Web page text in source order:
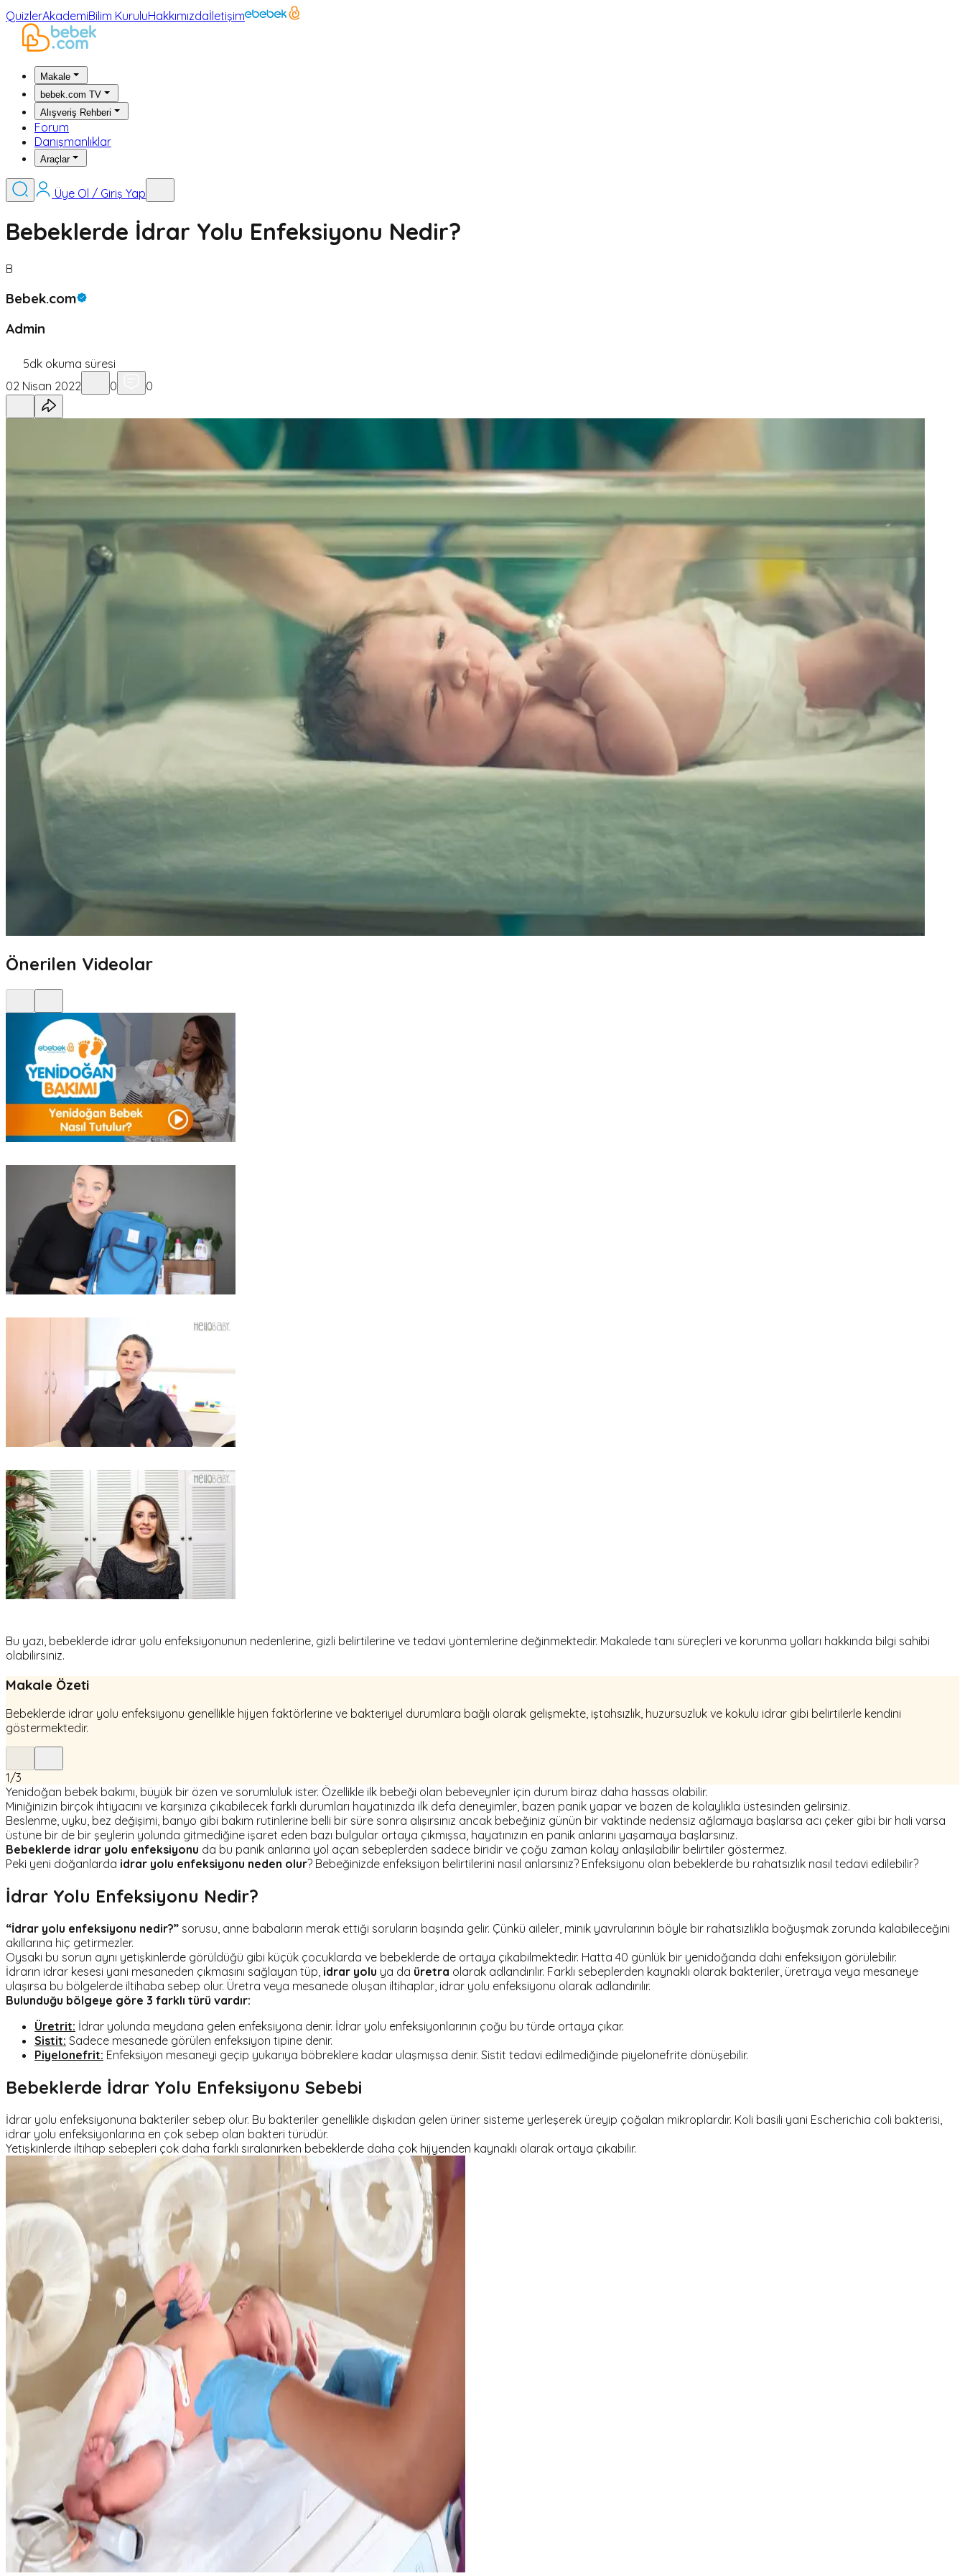
QuizlerAkademiBilim KuruluHakkımızdaİletişim
Makale
bebek.com TV
Alışveriş Rehberi
Forum
Danışmanlıklar
Araçlar
Üye Ol / Giriş Yap
Bebeklerde İdrar Yolu Enfeksiyonu Nedir?
B
Bebek.com
Admin
5dk okuma süresi
02 Nisan 2022
0 0
Önerilen Videolar
Bu yazı, bebeklerde idrar yolu enfeksiyonunun nedenlerine, gizli belirtilerine ve tedavi yöntemlerine değinmektedir. Makalede tanı süreçleri ve korunma yolları hakkında bilgi sahibi
olabilirsiniz.
Makale Özeti
Bebeklerde idrar yolu enfeksiyonu genellikle hijyen faktörlerine ve bakteriyel durumlara bağlı olarak gelişmekte, iştahsızlık, huzursuzluk ve kokulu idrar gibi belirtilerle kendini
göstermektedir.
1/3
Yenidoğan bebek bakımı, büyük bir özen ve sorumluluk ister. Özellikle ilk bebeği olan bebeveynler için durum biraz daha hassas olabilir.
Miniğinizin birçok ihtiyacını ve karşınıza çıkabilecek farklı durumları hayatınızda ilk defa deneyimler, bazen panik yapar ve bazen de kolaylıkla üstesinden gelirsiniz.
Beslenme, uyku, bez değişimi, banyo gibi bakım rutinlerine belli bir süre sonra alışırsınız ancak bebeğiniz günün bir vaktinde nedensiz ağlamaya başlarsa acı çeker gibi bir hali varsa
üstüne bir de bir şeylerin yolunda gitmediğine işaret eden bazı bulgular ortaya çıkmışsa, hayatınızın en panik anlarını yaşamaya başlarsınız.
Bebeklerde idrar yolu enfeksiyonu da bu panik anlarına yol açan sebeplerden sadece biridir ve çoğu zaman kolay anlaşılabilir belirtiler göstermez.
Peki yeni doğanlarda idrar yolu enfeksiyonu neden olur? Bebeğinizde enfeksiyon belirtilerini nasıl anlarsınız? Enfeksiyonu olan bebeklerde bu rahatsızlık nasıl tedavi edilebilir?
İdrar Yolu Enfeksiyonu Nedir?
“İdrar yolu enfeksiyonu nedir?” sorusu, anne babaların merak ettiği soruların başında gelir. Çünkü aileler, minik yavrularının böyle bir rahatsızlıkla boğuşmak zorunda kalabileceğini
akıllarına hiç getirmezler.
Oysaki bu sorun aynı yetişkinlerde görüldüğü gibi küçük çocuklarda ve bebeklerde de ortaya çıkabilmektedir. Hatta 40 günlük bir yenidoğanda dahi enfeksiyon görülebilir.
İdrarın idrar kesesi yani mesaneden çıkmasını sağlayan tüp, idrar yolu ya da üretra olarak adlandırılır. Farklı sebeplerden kaynaklı olarak bakteriler, üretraya veya mesaneye
ulaşırsa bu bölgelerde iltihaba sebep olur. Üretra veya mesanede oluşan iltihaplar, idrar yolu enfeksiyonu olarak adlandırılır.
Bulunduğu bölgeye göre 3 farklı türü vardır:
Üretrit: İdrar yolunda meydana gelen enfeksiyona denir. İdrar yolu enfeksiyonlarının çoğu bu türde ortaya çıkar.
Sistit: Sadece mesanede görülen enfeksiyon tipine denir.
Piyelonefrit: Enfeksiyon mesaneyi geçip yukarıya böbreklere kadar ulaşmışsa denir. Sistit tedavi edilmediğinde piyelonefrite dönüşebilir.
Bebeklerde İdrar Yolu Enfeksiyonu Sebebi
İdrar yolu enfeksiyonuna bakteriler sebep olur. Bu bakteriler genellikle dışkıdan gelen üriner sisteme yerleşerek üreyip çoğalan mikroplardır. Koli basili yani Escherichia coli bakterisi,
idrar yolu enfeksiyonlarına en çok sebep olan bakteri türüdür.
Yetişkinlerde iltihap sebepleri çok daha farklı sıralanırken bebeklerde daha çok hijyenden kaynaklı olarak ortaya çıkabilir.